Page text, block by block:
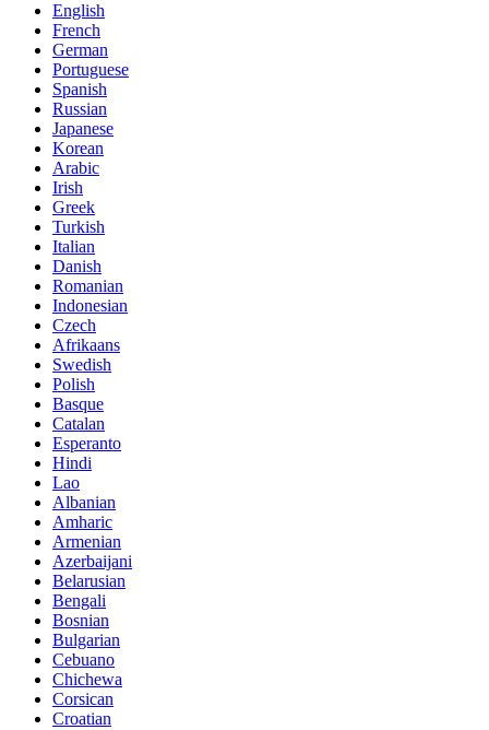
English
French
German
Portuguese
Spanish
Russian
Japanese
Korean
Arabic
Irish
Greek
Turkish
Italian
Danish
Romanian
Indonesian
Czech
Afrikaans
Swedish
Polish
Basque
Catalan
Esperanto
Hindi
Lao
Albanian
Amharic
Armenian
Azerbaijani
Belarusian
Bengali
Bosnian
Bulgarian
Cebuano
Chichewa
Corsican
Croatian